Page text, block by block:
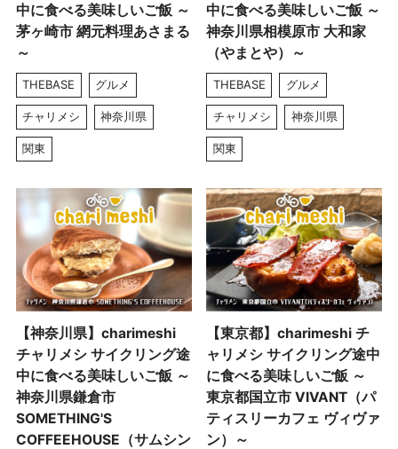
中に食べる美味しいご飯 ～
茅ヶ崎市 網元料理あさまる
～
THEBASE グルメ
チャリメシ 神奈川県
関東
中に食べる美味しいご飯 ～
神奈川県相模原市 大和家
（やまとや）～
THEBASE グルメ
チャリメシ 神奈川県
関東
【神奈川県】charimeshi
チャリメシ サイクリング途
中に食べる美味しいご飯 ～
神奈川県鎌倉市
SOMETHING'S
COFFEEHOUSE（サムシン
【東京都】charimeshi チ
ャリメシ サイクリング途中
に食べる美味しいご飯 ～
東京都国立市 VIVANT（パ
ティスリーカフェ ヴィヴァ
ン）～